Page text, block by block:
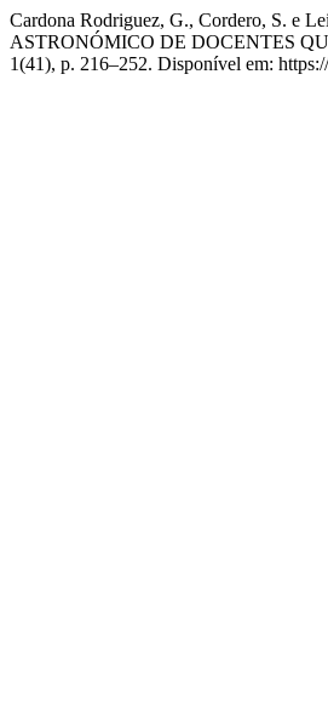
Cardona Rodriguez, G., Cordero, S. e
ASTRONÓMICO DE DOCENTES
1(41), p. 216–252. Disponível em: